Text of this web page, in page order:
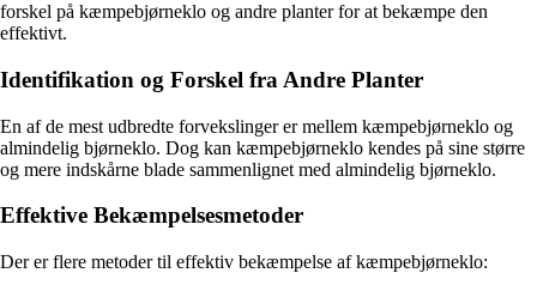
forskel på kæmpebjørneklo og andre planter for at bekæmpe den
effektivt.
Identifikation og Forskel fra Andre Planter
En af de mest udbredte forvekslinger er mellem kæmpebjørneklo og
almindelig bjørneklo. Dog kan kæmpebjørneklo kendes på sine større
og mere indskårne blade sammenlignet med almindelig bjørneklo.
Effektive Bekæmpelsesmetoder
Der er flere metoder til effektiv bekæmpelse af kæmpebjørneklo: